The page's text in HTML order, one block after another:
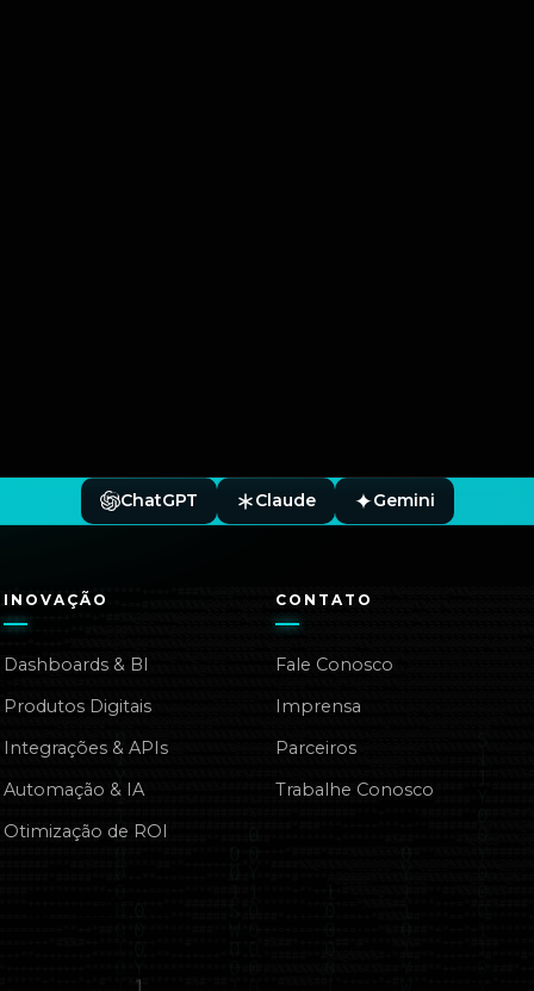
ChatGPT Claude Gemini
INOVAÇÃO
Dashboards & BI
Produtos Digitais
Integrações & APIs
Automação & IA
Otimização de ROI
CONTATO
Fale Conosco
Imprensa
Parceiros
Trabalhe Conosco